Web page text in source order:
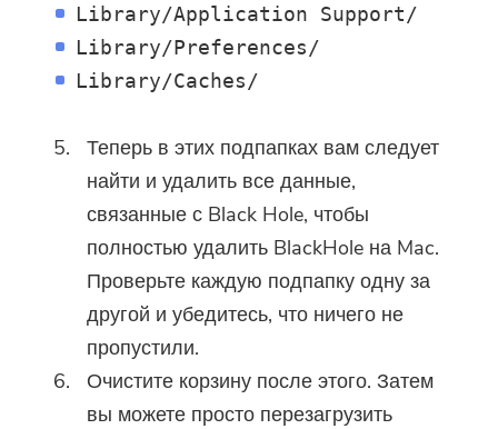
Library/Application Support/
Library/Preferences/
Library/Caches/
Теперь в этих подпапках вам следует
найти и удалить все данные,
связанные с Black Hole, чтобы
полностью удалить BlackHole на Mac.
Проверьте каждую подпапку одну за
другой и убедитесь, что ничего не
пропустили.
Очистите корзину после этого. Затем
вы можете просто перезагрузить